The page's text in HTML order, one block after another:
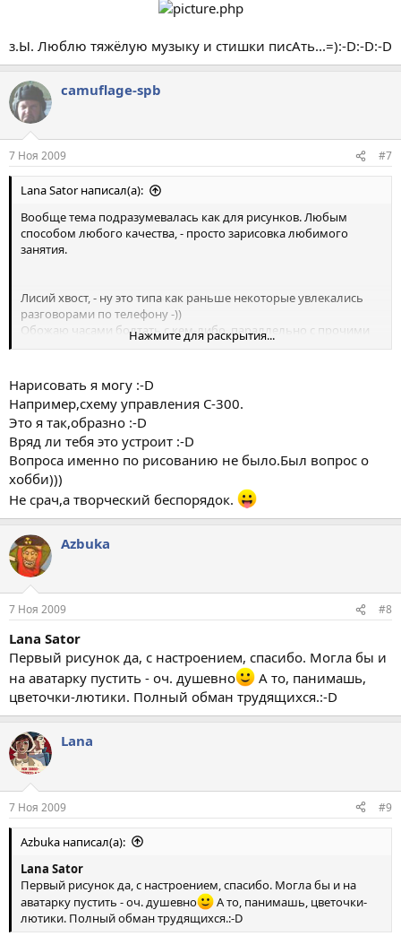
з.Ы. Люблю тяжёлую музыку и стишки писАть...=):-D:-D:-D
camuflage-spb
7 Ноя 2009 #7
Lana Sator написал(а):
Вообще тема подразумевалась как для рисунков. Любым
способом любого качества, - просто зарисовка любимого
занятия.
Лисий хвост, - ну это типа как раньше некоторые увлекались
разговорами по телефону -))
Обожаю часами болтать с кем-либо, параллельно с прочими
делами в компе -) это из средства связи превратилось в самое
Я бы этой тетке много чего поправила -))
Вообще это как бы автопортреты без особых сходств. Типа
персонаж мой в сети, какой я себя вижу.
Вот и хотелось, чтобы люди тоже что-то нарисовали.
Нажмите для раскрытия...
Нарисовать я могу :-D
Например,схему управления С-300.
Это я так,образно :-D
Вряд ли тебя это устроит :-D
Вопроса именно по рисованию не было.Был вопрос о
хобби)))
Не срач,а творческий беспорядок.
Azbuka
7 Ноя 2009 #8
Lana Sator
Первый рисунок да, с настроением, спасибо. Могла бы и
на аватарку пустить - оч. душевно
А то, панимашь,
цветочки-лютики. Полный обман трудящихся.:-D
Lana
7 Ноя 2009 #9
Azbuka написал(а):
Lana Sator
Первый рисунок да, с настроением, спасибо. Могла бы и на
аватарку пустить - оч. душевно
А то, панимашь, цветочки-
лютики. Полный обман трудящихся.:-D